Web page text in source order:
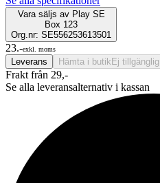
Vara säljs av Play SE
Box 123
Org.nr: SE556253613501
23.-exkl. moms
Leverans Hämta i butik Ej tillgänglig
Frakt från 29,-
Se alla leveransalternativ i kassan